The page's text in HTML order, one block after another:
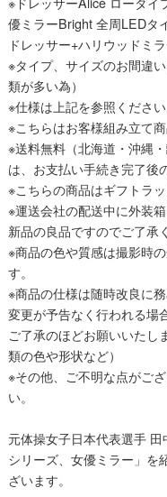
優ミラーBright 全周LEDタ
ドレッサー+ハリウッドミ
※タイプ、サイズのお間違
類が多い為）
※仕様は上記を参照ください
※こちらはお客様組み立て商
※送料無料（北海道・沖縄
は、お支払い手続き完了後
※こちらの商品はギフトラ
※運送会社の配送中に外装
新品の良品ですのでご了承
※商品の色や質感は撮影時
す。
※商品の仕様は随時改良に
変更が予告なく行われる場
ご了承のほどお願いいたし
類の色や形状など）
※その他、ご不明な点がご
い。
元体操女子日本代表選手
シリーズ、女優ミラー」を
ざいます。